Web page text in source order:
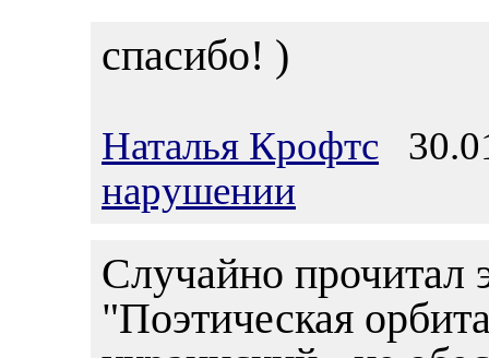
спасибо! )
Наталья Крофтс
нарушении
Случайно прочитал
"Поэтическая